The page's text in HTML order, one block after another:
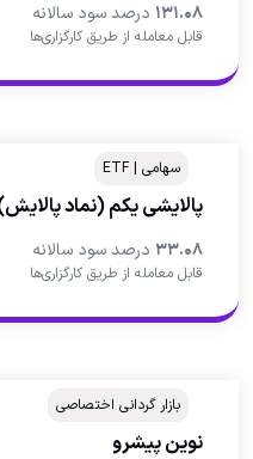
۱۳۱.۰۸ درصد سود سالانه
قابل معامله از طریق کارگزاری‌ها
پالایشی یکم(نماد پالایش)
۳۳.۰۸ درصد سود سالانه
قابل معامله از طریق کارگزاری‌ها
سهامی | ETF
نوين پيشرو
بازار گردانی اختصاصی